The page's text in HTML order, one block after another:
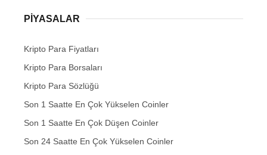
PIYASALAR
Kripto Para Fiyatları
Kripto Para Borsaları
Kripto Para Sözlüğü
Son 1 Saatte En Çok Yükselen Coinler
Son 1 Saatte En Çok Düşen Coinler
Son 24 Saatte En Çok Yükselen Coinler